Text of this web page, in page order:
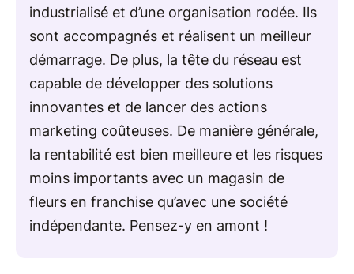
industrialisé et d’une organisation rodée. Ils
sont accompagnés et réalisent un meilleur
démarrage. De plus, la tête du réseau est
capable de développer des solutions
innovantes et de lancer des actions
marketing coûteuses. De manière générale,
la rentabilité est bien meilleure et les risques
moins importants avec un magasin de
fleurs en franchise qu’avec une société
indépendante. Pensez-y en amont !